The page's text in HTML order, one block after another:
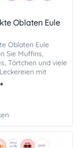
Oblaten Eule
Oblaten Eule
Sie Muffins,
Törtchen und viele
mit
bedruckten
Oblaten. Unsere